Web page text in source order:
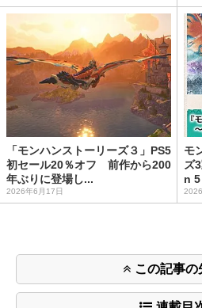
「モンハンストーリーズ３」PS5
初セール20％オフ 前作から200
年ぶりに登場し...
2026年6月17日
モ
ズ
n
この記事の